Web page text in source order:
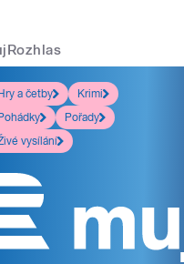
a četby
Krimi
Pořady
vysílání